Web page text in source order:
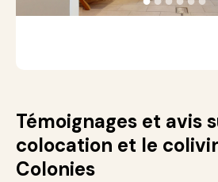
Témoignages et avis
colocation et le
Colonies